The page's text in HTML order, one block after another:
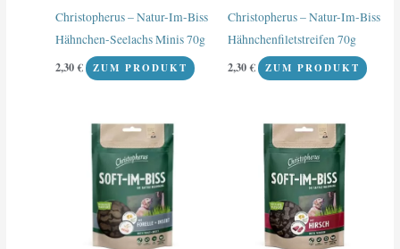
Christopherus – Natur-Im-Biss
Hähnchen-Seelachs Minis 70g
2,30€ ZUM PRODUKT
Christopherus – Natur-Im-Biss
Hähnchenfiletstreifen 70g
2,30€ ZUM PRODUKT